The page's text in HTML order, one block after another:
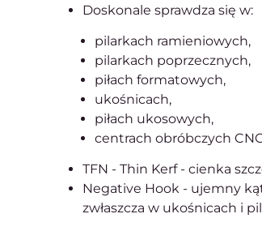
Doskonale sprawdza się w:
pilarkach ramieniowych,
pilarkach poprzecznych,
piłach formatowych,
ukośnicach,
piłach ukosowych,
centrach obróbczych
TFN - Thin Kerf - cienka
Negative Hook - ujemny
zwłaszcza w ukośnicach i